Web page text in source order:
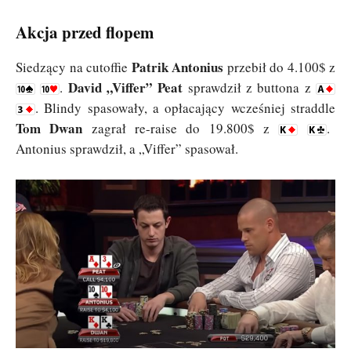
Akcja przed flopem
Siedzący na cutoffie Patrik Antonius przebił do 4.100$ z
. David „Viffer” Peat sprawdził z buttona z
. Blindy spasowały, a opłacający wcześniej straddle
Tom Dwan zagrał re-raise do 19.800$ z
.
Antonius sprawdził, a „Viffer” spasował.